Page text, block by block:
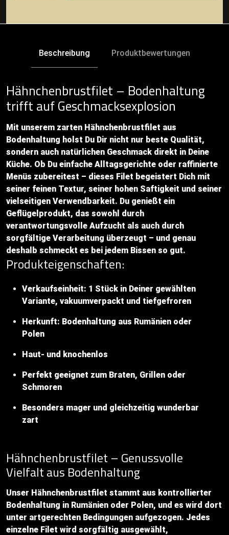
Beschreibung Produktbewertungen
Hähnchenbrustfilet – Bodenhaltung
trifft auf Geschmacksexplosion
Mit unserem zarten Hähnchenbrustfilet aus
Bodenhaltung holst Du Dir nicht nur beste Qualität,
sondern auch natürlichen Geschmack direkt in Deine
Küche. Ob Du einfache Alltagsgerichte oder raffinierte
Menüs zubereitest – dieses Filet begeistert Dich mit
seiner feinen Textur, seiner hohen Saftigkeit und seiner
vielseitigen Verwendbarkeit. Du genießt ein
Geflügelprodukt, das sowohl durch
verantwortungsvolle Aufzucht als auch durch
sorgfältige Verarbeitung überzeugt – und genau
deshalb schmeckt es bei jedem Bissen so gut.
Produkteigenschaften:
Verkaufseinheit: 1 Stück in Deiner gewählten
Variante, vakuumverpackt und tiefgefroren
Herkunft: Bodenhaltung aus Rumänien oder
Polen
Haut- und knochenlos
Perfekt geeignet zum Braten, Grillen oder
Schmoren
Besonders mager und gleichzeitig wunderbar
zart
Hähnchenbrustfilet – Genussvolle
Vielfalt aus Bodenhaltung
Unser Hähnchenbrustfilet stammt aus kontrollierter
Bodenhaltung in Rumänien oder Polen, und es wird dort
unter artgerechten Bedingungen aufgezogen. Jedes
einzelne Filet wird sorgfältig ausgewählt,